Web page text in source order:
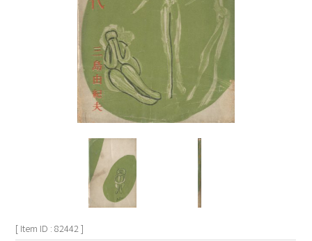
[ Item ID : 82442 ]